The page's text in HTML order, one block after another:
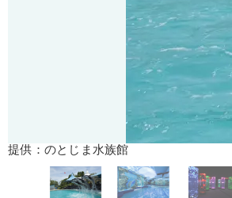
提供：のとじま水族館